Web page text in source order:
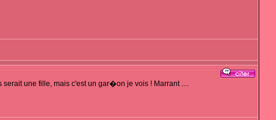
une fille, mais c'est un gar�on je vois ! Marrant ....